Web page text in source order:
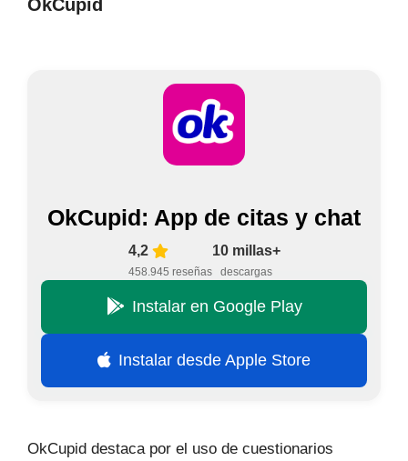
OkCupid
OkCupid: App de citas y chat
4,2
458.945 reseñas
10 millas+
descargas
Instalar en Google Play
Instalar desde Apple Store
OkCupid destaca por el uso de cuestionarios